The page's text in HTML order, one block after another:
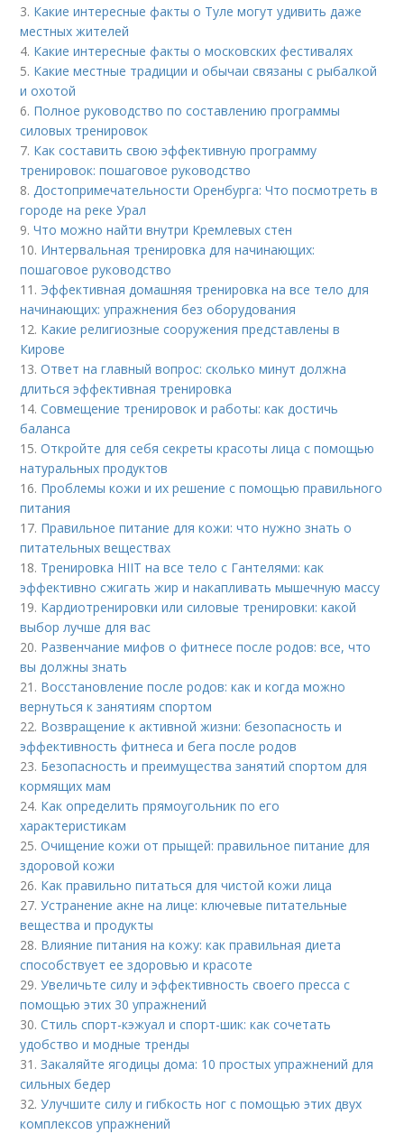
3. Какие интересные факты о Туле могут удивить даже
местных жителей
4. Какие интересные факты о московских фестивалях
5. Какие местные традиции и обычаи связаны с рыбалкой
и охотой
6. Полное руководство по составлению программы
силовых тренировок
7. Как составить свою эффективную программу
тренировок: пошаговое руководство
8.Достопримечательности Оренбурга: Что посмотреть в
городе на реке Урал
9.Что можно найти внутри Кремлевых стен
10. Интервальная тренировка для начинающих:
пошаговое руководство
11. Эффективная домашняя тренировка на все тело для
начинающих: упражнения без оборудования
12. Какие религиозные сооружения представлены в
Кирове
13.Ответ на главный вопрос: сколько минут должна
длиться эффективная тренировка
14.Совмещение тренировок и работы: как достичь
баланса
15.Откройте для себя секреты красоты лица с помощью
натуральных продуктов
16. Проблемы кожи и их решение с помощью правильного
питания
17. Правильное питание для кожи: что нужно знать о
питательных веществах
18. Тренировка HIIT на все тело с Гантелями: как
эффективно сжигать жир и накапливать мышечную массу
19. Кардиотренировки или силовые тренировки: какой
выбор лучше для вас
20. Развенчание мифов о фитнесе после родов: все, что
вы должны знать
21. Восстановление после родов: как и когда можно
вернуться к занятиям спортом
22. Возвращение к активной жизни: безопасность и
эффективность фитнеса и бега после родов
23. Безопасность и преимущества занятий спортом для
кормящих мам
24. Как определить прямоугольник по его
характеристикам
25.Очищение кожи от прыщей: правильное питание для
здоровой кожи
26. Как правильно питаться для чистой кожи лица
27.Устранение акне на лице: ключевые питательные
вещества и продукты
28. Влияние питания на кожу: как правильная диета
способствует ее здоровью и красоте
29.Увеличьте силу и эффективность своего пресса с
помощью этих 30 упражнений
30.Стиль спорт-кэжуал и спорт-шик: как сочетать
удобство и модные тренды
31.Закаляйте ягодицы дома: 10 простых упражнений для
сильных бедер
32.Улучшите силу и гибкость ног с помощью этих двух
комплексов упражнений